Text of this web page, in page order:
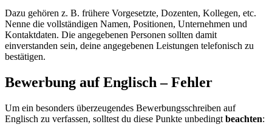
Dazu gehören z. B. frühere Vorgesetzte, Dozenten, Kollegen, etc.
Nenne die vollständigen Namen, Positionen, Unternehmen und
Kontaktdaten. Die angegebenen Personen sollten damit
einverstanden sein, deine angegebenen Leistungen telefonisch zu
bestätigen.
Bewerbung auf Englisch – Fehler
Um ein besonders überzeugendes Bewerbungsschreiben auf
Englisch zu verfassen, solltest du diese Punkte unbedingt beachten: